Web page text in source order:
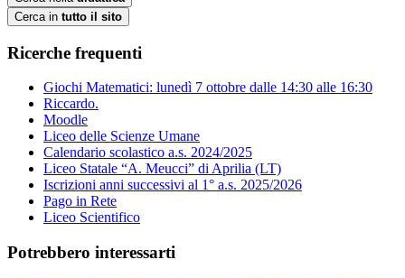
Cerca in tutto il sito
Ricerche frequenti
Giochi Matematici: lunedì 7 ottobre dalle 14:30 alle 16:30
Riccardo.
Moodle
Liceo delle Scienze Umane
Calendario scolastico a.s. 2024/2025
Liceo Statale “A. Meucci” di Aprilia (LT)
Iscrizioni anni successivi al 1° a.s. 2025/2026
Pago in Rete
Liceo Scientifico
Potrebbero interessarti